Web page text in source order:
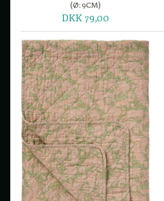
(Ø: 9CM)
DKK 79,00